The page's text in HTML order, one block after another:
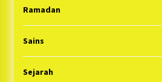
Ramadan
Sains
Sejarah